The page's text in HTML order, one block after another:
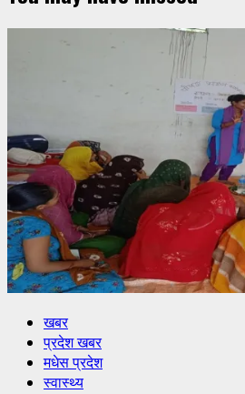
खबर
प्रदेश खबर
मधेस प्रदेश
स्वास्थ्य